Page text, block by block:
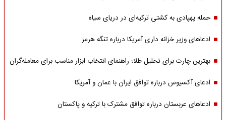
حمله پهپادی به کشتی ترکیه‌ای در دریای سیاه
ادعاهای وزیر خزانه داری آمریکا درباره تنگه هرمز
بهترین چارت برای تحلیل طلا؛ راهنمای انتخاب ابزار مناسب برای معامله‌گران
ادعای آکسیوس درباره توافق ایران با عمان و آمریکا
ادعاهای عربستان درباره توافق مشترک با ترکیه و پاکستان